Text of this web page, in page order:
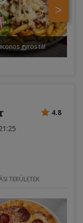
>
gyros tál
4.8
TERÜLETEK